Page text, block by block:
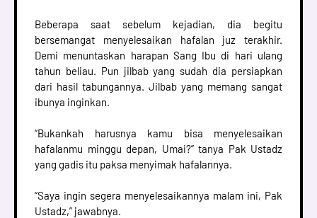
Beberapa saat sebelum kejadian, dia begitu
bersemangat menyelesaikan hafalan juz terakhir.
Demi menuntaskan harapan Sang Ibu di hari ulang
tahun beliau. Pun jilbab yang sudah dia persiapkan
dari hasil tabungannya. Jilbab yang memang sangat
ibunya inginkan.
“Bukankah harusnya kamu bisa menyelesaikan
hafalanmu minggu depan, Umai?” tanya Pak Ustadz
yang gadis itu paksa menyimak hafalannya.
“Saya ingin segera menyelesaikannya malam ini, Pak
Ustadz,” jawabnya.